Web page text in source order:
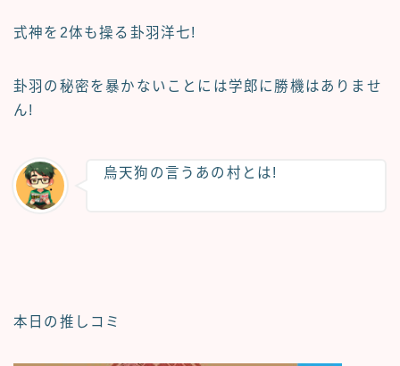
式神を2体も操る卦羽洋七!
卦羽の秘密を暴かないことには学郎に勝機はありませ
ん!
烏天狗の言うあの村とは!
本日の推しコミ